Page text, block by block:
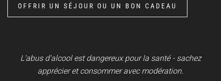
OFFRIR UN SÉJOUR OU UN BON CADEAU
L'abus d'alcool est dangereux pour la santé - sachez
apprécier et consommer avec modération.